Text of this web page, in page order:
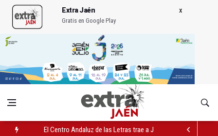
Extra Jaén
Gratis en Google Play
El Centro Andaluz de las Letras trae a Jaén al filósofo Omar